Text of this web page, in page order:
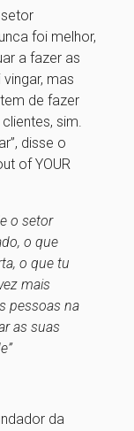
foi melhor,
a fazer as
mas
de fazer
sim.
disse o
of YOUR
o setor
o que
o que tu
mais
pessoas na
as suas
da